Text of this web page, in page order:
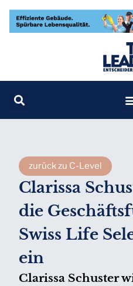
zurück zu C-Level
Clarissa
die
Swiss Life
ein
Clarissa Schuster